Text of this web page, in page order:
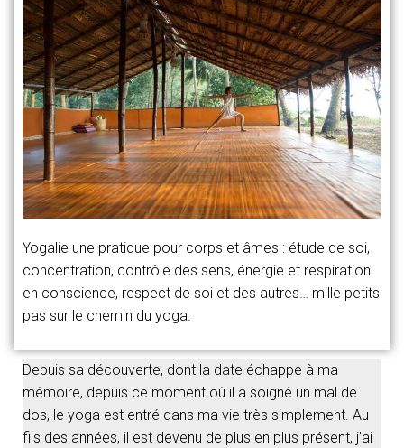
Yogalie une pratique pour corps et âmes : étude de soi,
concentration, contrôle des sens, énergie et respiration
en conscience, respect de soi et des autres… mille petits
pas sur le chemin du yoga.
Depuis sa découverte, dont la date échappe à ma
mémoire, depuis ce moment où il a soigné un mal de
dos, le yoga est entré dans ma vie très simplement. Au
fils des années, il est devenu de plus en plus présent, j’ai